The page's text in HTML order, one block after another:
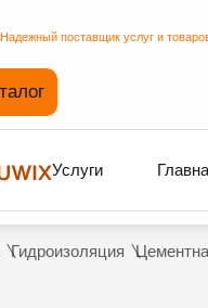
Надежный поставщик услуг и
Услуги
Гидроизоляция